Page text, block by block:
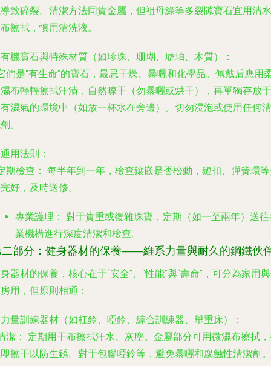
致碎裂。清潔方法同貴金屬，但祖母綠等多裂隙寶石宜用清水
擦拭，慎用清洗液。
機寶石與特殊材質（如珍珠、珊瑚、琥珀、木質）：
們是“有生命”的寶石，最忌干燥、暴曬和化學品。佩戴后應用
布輕輕擦拭汗漬，自然晾干（勿暴曬或烘干），再單獨存放于
濕氣的環境中（如放一杯水在旁邊）。切勿浸泡或使用任何清
。
用法則：
期檢查： 每半年到一年，檢查鑲嵌是否松動，鏈扣、彈簧環
好，及時送修。
專業護理： 對于貴重或復雜珠寶，定期（如一至兩年）送
業機構進行深度清潔和檢查。
二部分：健身器材的保養——維系力量與耐久的鋼鐵伙
器材的保養，核心在于“安全”、“性能”與“壽命”，可分為家用
用，但原則相通：
量訓練器材（如杠鈴、啞鈴、綜合訓練器、舉重床）：
潔：
定期用干布擦拭汗水、灰塵。金屬部分可用微濕布擦拭
擦干以防生銹。對于包膠啞鈴等，避免暴曬和腐蝕性清潔劑。